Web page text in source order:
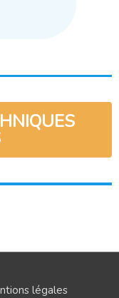
légales